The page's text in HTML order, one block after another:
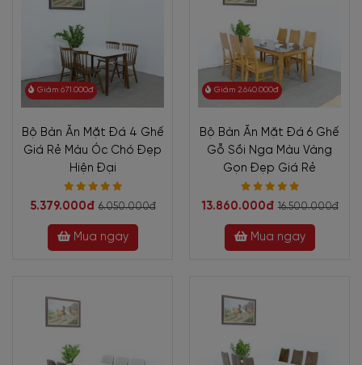
Giảm 671.000đ
Bộ Bàn Ăn Mặt Đá 4 Ghế
Giá Rẻ Màu Óc Chó Đẹp
Hiện Đại
5.379.000đ 6.050.000đ
Mua ngay
Giảm 2.640.000đ
Bộ Bàn Ăn Mặt Đá 6 Ghế
Gỗ Sồi Nga Màu Vàng
Gọn Đẹp Giá Rẻ
13.860.000đ 16.500.000đ
Mua ngay